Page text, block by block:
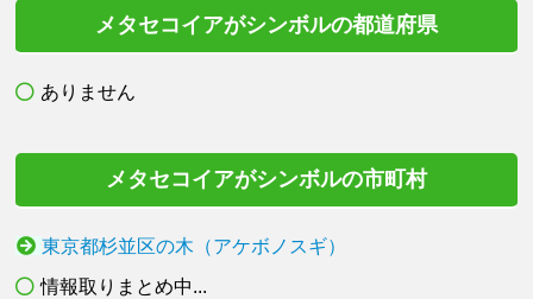
メタセコイアがシンボルの都道府県
ありません
メタセコイアがシンボルの市町村
東京都杉並区の木（アケボノスギ）
情報取りまとめ中...